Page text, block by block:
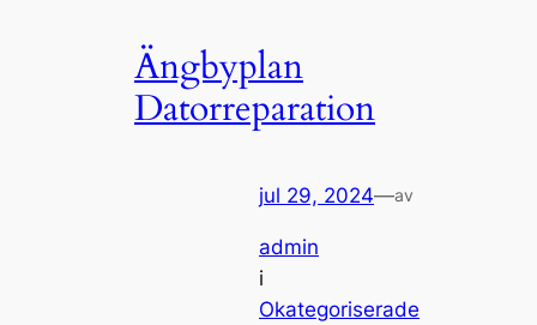
Ängbyplan
Datorreparation
jul 29, 2024—av
admin
i
Okategoriserade